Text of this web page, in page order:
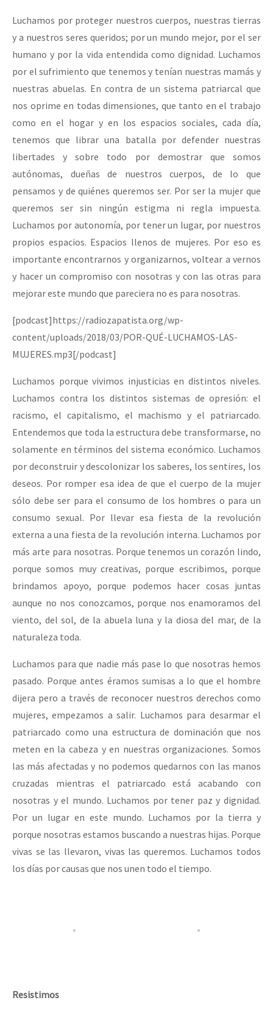
Luchamos por proteger nuestros cuerpos, nuestras tierras
y a nuestros seres queridos; por un mundo mejor, por el ser
humano y por la vida entendida como dignidad. Luchamos
por el sufrimiento que tenemos y tenían nuestras mamás y
nuestras abuelas. En contra de un sistema patriarcal que
nos oprime en todas dimensiones, que tanto en el trabajo
como en el hogar y en los espacios sociales, cada día,
tenemos que librar una batalla por defender nuestras
libertades y sobre todo por demostrar que somos
autónomas, dueñas de nuestros cuerpos, de lo que
pensamos y de quiénes queremos ser. Por ser la mujer que
queremos ser sin ningún estigma ni regla impuesta.
Luchamos por autonomía, por tener un lugar, por nuestros
propios espacios. Espacios llenos de mujeres. Por eso es
importante encontrarnos y organizarnos, voltear a vernos
y hacer un compromiso con nosotras y con las otras para
mejorar este mundo que pareciera no es para nosotras.
[podcast]https://radiozapatista.org/wp-
content/uploads/2018/03/POR-QUÉ-LUCHAMOS-LAS-
MUJERES.mp3[/podcast]
Luchamos porque vivimos injusticias en distintos niveles.
Luchamos contra los distintos sistemas de opresión: el
racismo, el capitalismo, el machismo y el patriarcado.
Entendemos que toda la estructura debe transformarse, no
solamente en términos del sistema económico. Luchamos
por deconstruir y descolonizar los saberes, los sentires, los
deseos. Por romper esa idea de que el cuerpo de la mujer
sólo debe ser para el consumo de los hombres o para un
consumo sexual. Por llevar esa fiesta de la revolución
externa a una fiesta de la revolución interna. Luchamos por
más arte para nosotras. Porque tenemos un corazón lindo,
porque somos muy creativas, porque escribimos, porque
brindamos apoyo, porque podemos hacer cosas juntas
aunque no nos conozcamos, porque nos enamoramos del
viento, del sol, de la abuela luna y la diosa del mar, de la
naturaleza toda.
Luchamos para que nadie más pase lo que nosotras hemos
pasado. Porque antes éramos sumisas a lo que el hombre
dijera pero a través de reconocer nuestros derechos como
mujeres, empezamos a salir. Luchamos para desarmar el
patriarcado como una estructura de dominación que nos
meten en la cabeza y en nuestras organizaciones. Somos
las más afectadas y no podemos quedarnos con las manos
cruzadas mientras el patriarcado está acabando con
nosotras y el mundo. Luchamos por tener paz y dignidad.
Por un lugar en este mundo. Luchamos por la tierra y
porque nosotras estamos buscando a nuestras hijas. Porque
vivas se las llevaron, vivas las queremos. Luchamos todos
los días por causas que nos unen todo el tiempo.
Resistimos